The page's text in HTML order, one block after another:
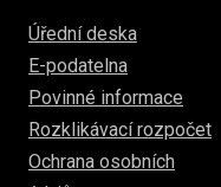
Úřední deska
E-podatelna
Povinné informace
Rozklikávací rozpočet
Ochrana osobních